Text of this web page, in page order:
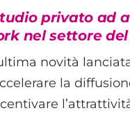
privato ad
nel settore
novità
la